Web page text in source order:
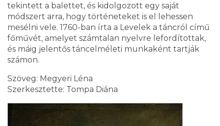
tekintett a balettet, és kidolgozott egy saját
módszert arra, hogy történeteket is el lehessen
mesélni vele. 1760-ban írta a Levelek a táncról című
főművét, amelyet számtalan nyelvre lefordítottak,
és máig jelentős táncelméleti munkaként tartják
számon.
Szöveg: Megyeri Léna
Szerkesztette: Tompa Diána